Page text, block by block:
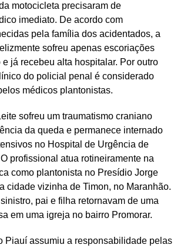
motocicleta precisaram de
imediato. De acordo com
pela família dos acidentados, a
sofreu apenas escoriações
e já recebeu alta hospitalar. Por outro
do policial penal é considerado
médicos plantonistas.
sofreu um traumatismo craniano
da queda e permanece internado
no Hospital de Urgência de
profissional atua rotineiramente na
como plantonista no Presídio Jorge
cidade vizinha de Timon, no Maranhão.
pai e filha retornavam de uma
em uma igreja no bairro Promorar.
Piauí assumiu a responsabilidade pelas